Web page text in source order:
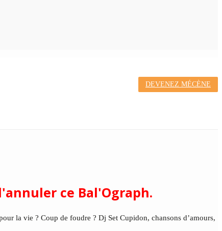
DEVENEZ MÉCÈNE
ce Bal'Ograph.
la vie ? Coup de foudre ? Dj Set Cupidon, chansons d’amours,